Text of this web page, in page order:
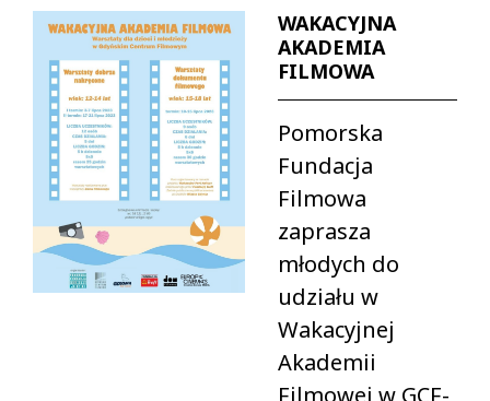
WAKACYJNA
AKADEMIA
FILMOWA
Pomorska
Fundacja
Filmowa
zaprasza
młodych do
udziału w
Wakacyjnej
Akademii
Filmowej w GCF-